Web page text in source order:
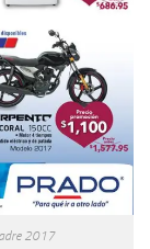
2017